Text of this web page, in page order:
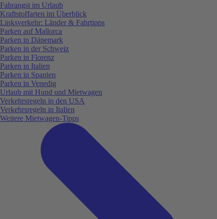
Fahrangst im Urlaub
Kraftstoffarten im Überblick
Linksverkehr: Länder & Fahrtipps
Parken auf Mallorca
Parken in Dänemark
Parken in der Schweiz
Parken in Florenz
Parken in Italien
Parken in Spanien
Parken in Venedig
Urlaub mit Hund und Mietwagen
Verkehrsregeln in den USA
Verkehrsregeln in Italien
Weitere Mietwagen-Tipps